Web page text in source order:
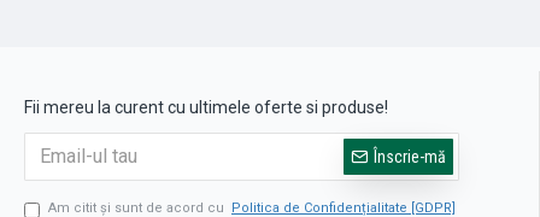
Fii mereu la curent cu ultimele oferte si produse!
Înscrie-mă
Am citit şi sunt de acord cu Politica de Confidențialitate [GDPR]